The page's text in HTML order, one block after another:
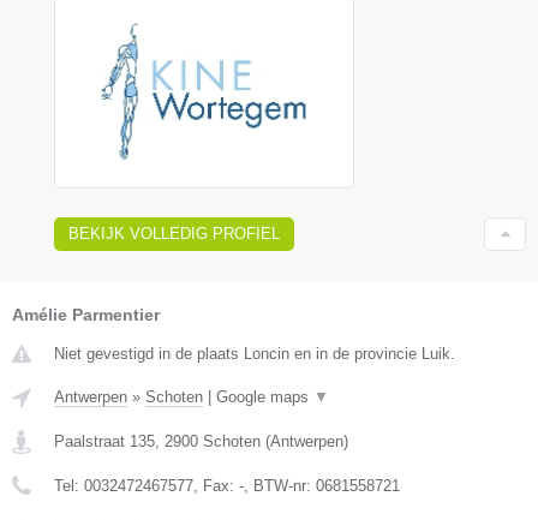
BEKIJK VOLLEDIG PROFIEL
Amélie Parmentier
Niet gevestigd in de plaats Loncin en in de provincie Luik.
Antwerpen » Schoten Google maps ▼
Paalstraat 135, 2900 Schoten (Antwerpen)
Tel: 0032472467577, Fax: -, BTW-nr: 0681558721